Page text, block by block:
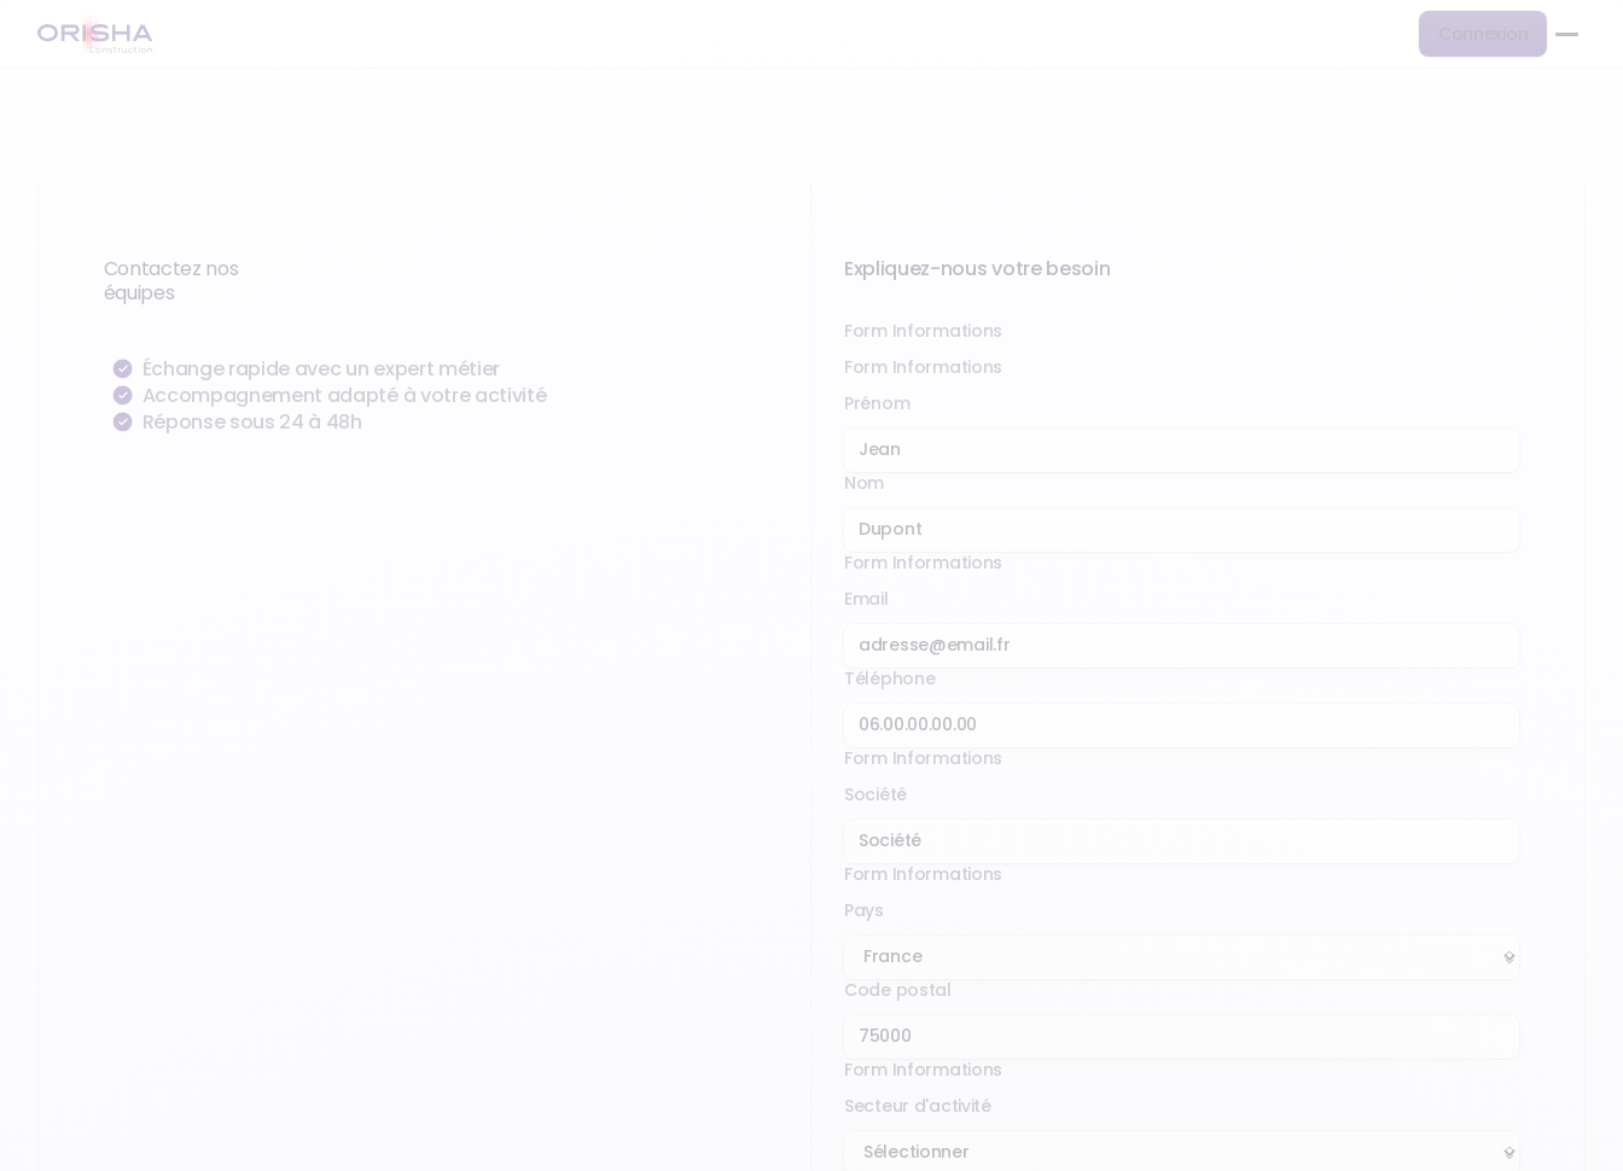
Connexion
Contactez nos
équipes
Échange rapide avec un expert métier
Accompagnement adapté à votre activité
Réponse sous 24 à 48h
Expliquez-nous votre besoin
Form Informations
Form Informations
Prénom
Nom
Form Informations
Email
Téléphone
Form Informations
Société
Form Informations
Pays
Code postal
Form Informations
Secteur d'activité